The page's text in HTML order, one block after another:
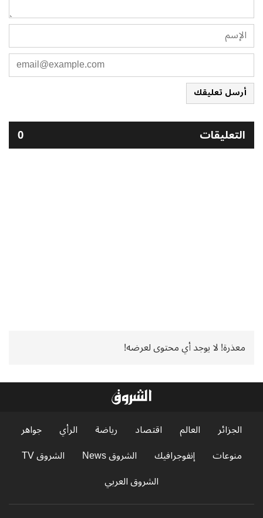
أرسل تعليقك
التعليقات 0
معذرة! لا يوجد أي محتوى لعرضه!
الجزائر العالم اقتصاد رياضة الرأي
جواهر
منوعات
إنفوجرافيك الشروق News
الشروق TV
الشروق العربي